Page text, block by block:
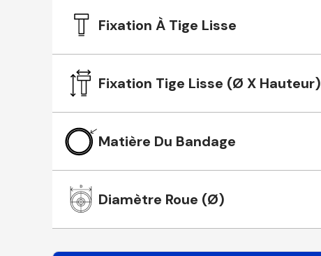
Fixation À Tige Lisse
Fixation Tige Lisse (Ø X Hauteur)
Matière Du Bandage
Diamètre Roue (Ø)